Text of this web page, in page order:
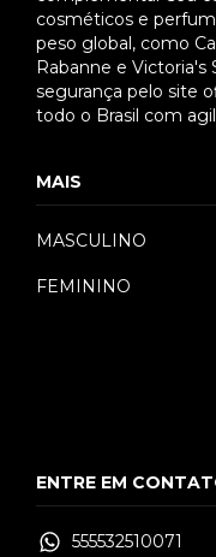
cosméticos e
peso global, como
Rabanne e
segurança pelo site
todo o Brasil com
MAIS
MASCULINO
FEMININO
ENTRE EM
555532510071